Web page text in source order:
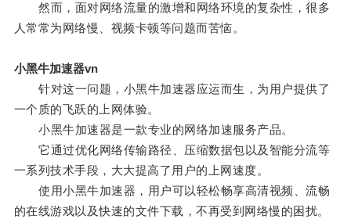
然而，面对网络流量的激增和网络环境的复杂性，很多
人常常为网络慢、视频卡顿等问题而苦恼。
小黑牛加速器vn
针对这一问题，小黑牛加速器应运而生，为用户提供了
一个质的飞跃的上网体验。
小黑牛加速器是一款专业的网络加速服务产品。
它通过优化网络传输路径、压缩数据包以及智能分流等
一系列技术手段，大大提高了用户的上网速度。
使用小黑牛加速器，用户可以轻松畅享高清视频、流畅
的在线游戏以及快速的文件下载，不再受到网络慢的困扰。